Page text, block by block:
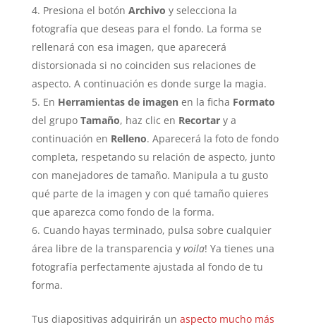
Presiona el botón Archivo y selecciona la
fotografía que deseas para el fondo. La forma se
rellenará con esa imagen, que aparecerá
distorsionada si no coinciden sus relaciones de
aspecto. A continuación es donde surge la magia.
En Herramientas de imagenen la ficha Formato
del grupo Tamaño, haz clic en Recortary a
continuación en Relleno. Aparecerá la foto de fondo
completa, respetando su relación de aspecto, junto
con manejadores de tamaño. Manipula a tu gusto
qué parte de la imagen y con qué tamaño quieres
que aparezca como fondo de la forma.
Cuando hayas terminado, pulsa sobre cualquier
área libre de la transparencia y voila! Ya tienes una
fotografía perfectamente ajustada al fondo de tu
forma.
Tus diapositivas adquirirán un aspecto mucho más